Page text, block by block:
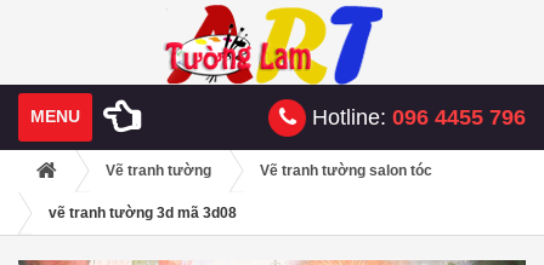
MENU Hotline: 096 4455 796
Vẽ tranh tường Vẽ tranh tường salon tóc
vẽ tranh tường 3d mã 3d08